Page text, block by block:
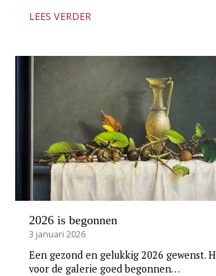
LEES VERDER
2026 is begonnen
3 januari 2026
Een gezond en gelukkig 2026 gewenst.
voor de galerie goed begonnen…